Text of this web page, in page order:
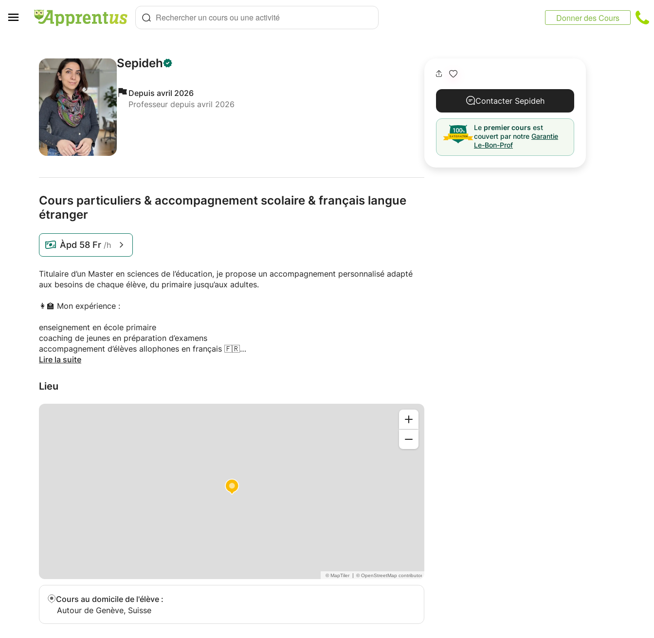
Rechercher un cours ou une activité Donner des Cours
Sepideh
Depuis avril 2026
Professeur depuis avril 2026
Cours particuliers & accompagnement scolaire & français langue
étranger
Àpd 58 Fr /h
Titulaire d’un Master en sciences de l’éducation, je propose un accompagnement personnalisé adapté
aux besoins de chaque élève, du primaire jusqu’aux adultes.
👩‍🏫 Mon expérience :
enseignement en école primaire
coaching de jeunes en préparation d’examens
accompagnement d’élèves allophones en français 🇫🇷
soutien spécialisé pour élèves avec TDAH et profils HPI
📚 Domaines d’intervention :
aide aux devoirs et consolidation des bases
Aider chaque apprenant à progresser à son rythme, renforcer sa confiance et développer des méthodes
Lire la suite
Lieu
|
Cours au domicile de l'élève :
Autour de Genève, Suisse
Contacter Sepideh
Le premier cours est
couvert par notre Garantie
Le-Bon-Prof